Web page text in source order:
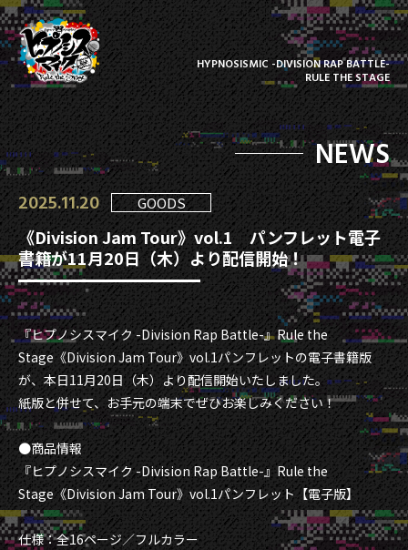
HYPNOSISMIC -DIVISION RAP BATTLE-
RULE THE STAGE
NEWS
2025.11.20 GOODS
《Division Jam Tour》vol.1 パンフレット電子
書籍が11月20日（木）より配信開始！
『ヒプノシスマイク -Division Rap Battle-』Rule the
Stage《Division Jam Tour》vol.1パンフレットの電子書籍版
が、本日11月20日（木）より配信開始いたしました。
紙版と併せて、お手元の端末でぜひお楽しみください！
●商品情報
『ヒプノシスマイク -Division Rap Battle-』Rule the
Stage《Division Jam Tour》vol.1パンフレット【電子版】
仕様：全16ページ／フルカラー